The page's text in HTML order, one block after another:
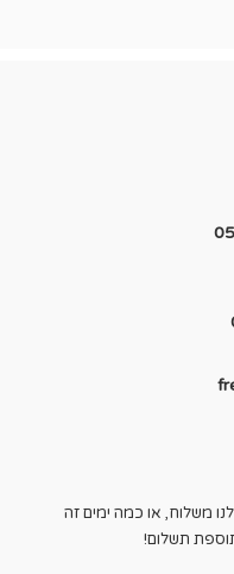
משלוח, או כמה ימים זה